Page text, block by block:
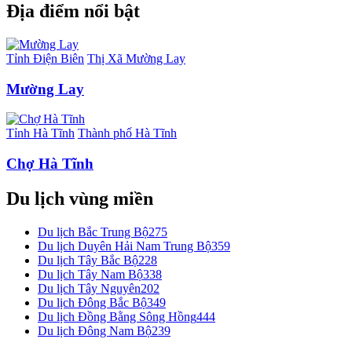
Địa điểm nổi bật
Tỉnh Điện Biên Thị Xã Mường Lay
Mường Lay
Tỉnh Hà Tĩnh Thành phố Hà Tĩnh
Chợ Hà Tĩnh
Du lịch vùng miền
Du lịch Bắc Trung Bộ275
Du lịch Duyên Hải Nam Trung Bộ359
Du lịch Tây Bắc Bộ228
Du lịch Tây Nam Bộ338
Du lịch Tây Nguyên202
Du lịch Đông Bắc Bộ349
Du lịch Đồng Bằng Sông Hồng444
Du lịch Đông Nam Bộ239